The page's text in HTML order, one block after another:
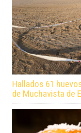
Hallados 61
de Muchavista de